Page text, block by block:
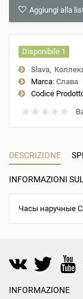
Aggiungi alla
Disponibile 1
Slava
Marca: Слава
Codice
DESCRIZIONE
INFORMAZIONI
Часы наручные
INFORMAZIONE